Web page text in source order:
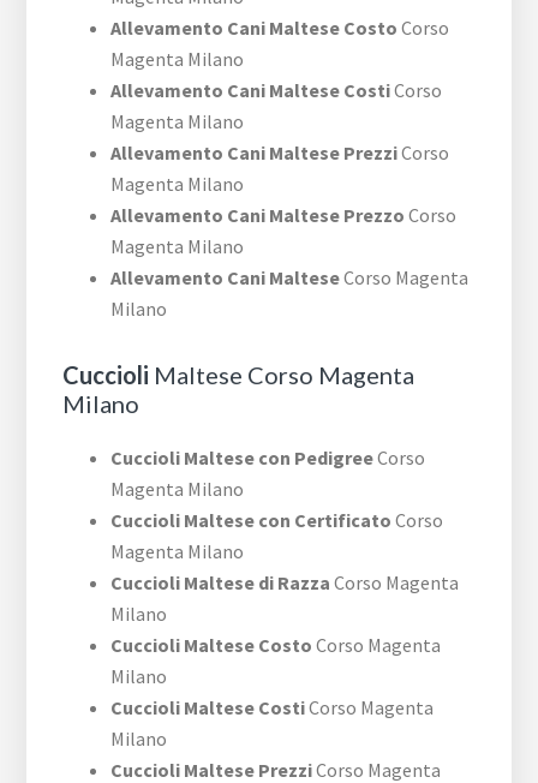
Allevamento Cani Maltese Costo Corso
Magenta Milano
Allevamento Cani Maltese CostiCorso
Magenta Milano
Allevamento Cani Maltese PrezziCorso
Magenta Milano
Allevamento Cani Maltese Prezzo Corso
Magenta Milano
Allevamento Cani MalteseCorso Magenta
Milano
Cuccioli Maltese Corso Magenta
Milano
Cuccioli Maltese con PedigreeCorso
Magenta Milano
Cuccioli Maltese con Certificato Corso
Magenta Milano
Cuccioli Maltese di Razza Corso Magenta
Milano
Cuccioli Maltese Costo Corso Magenta
Milano
Cuccioli Maltese CostiCorso Magenta
Milano
Cuccioli Maltese PrezziCorso Magenta